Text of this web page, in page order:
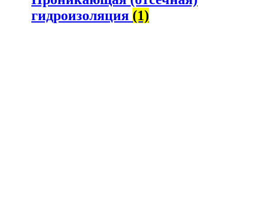
гидроизоляция (1)